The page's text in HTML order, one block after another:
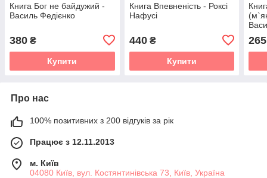
Книга Бог не байдужий -
Василь Федієнко
380 ₴
Купити
Книга Впевненість - Роксі
Нафусі
440₴
Купити
265
Про нас
100% позитивних з 200 відгуків за рік
Працює з 12.11.2013
м. Київ
04080 Київ, вул. Костянтинівська 73, Київ, Україна